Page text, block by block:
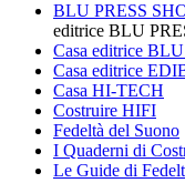
BLU PRESS
editrice BLU
Casa editrice
Casa editrice
Casa HI-TECH
Costruire HIFI
Fedeltà del Suono
I Quaderni di
Le Guide di